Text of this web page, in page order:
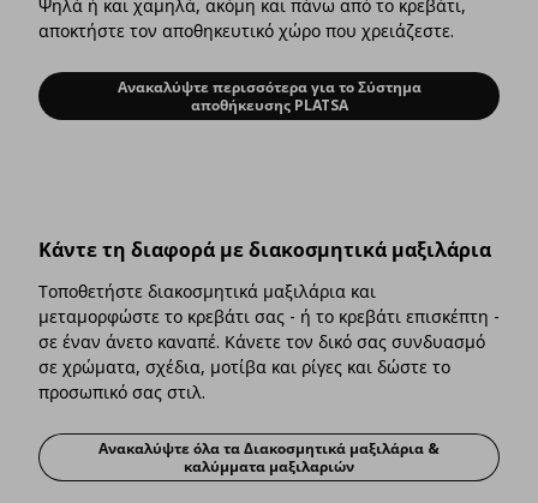
Ψηλά ή και χαμηλά, ακόμη και πάνω από το κρεβάτι,
αποκτήστε τον αποθηκευτικό χώρο που χρειάζεστε.
Ένα σύστημα αποθήκευσης που
Ανακαλύψτε περισσότερα για το Σύστημα
αποθήκευσης PLATSA
Κάντε τη διαφορά με διακοσμητικά μαξιλάρια
Τοποθετήστε διακοσμητικά μαξιλάρια και
μεταμορφώστε το κρεβάτι σας - ή το κρεβάτι επισκέπτη -
σε έναν άνετο καναπέ. Κάνετε τον δικό σας συνδυασμό
σε χρώματα, σχέδια, μοτίβα και ρίγες και δώστε το
προσωπικό σας στιλ.
Κάντε τη διαφορά με διακοσμητικά
Ανακαλύψτε όλα τα Διακοσμητικά μαξιλάρια &
καλύμματα μαξιλαριών